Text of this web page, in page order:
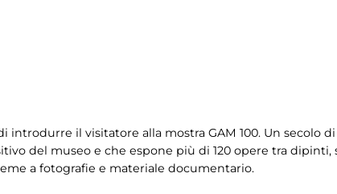
introdurre il visitatore alla mostra GAM 100. Un secolo
del museo e che espone più di 120 opere tra
a fotografie e materiale documentario.